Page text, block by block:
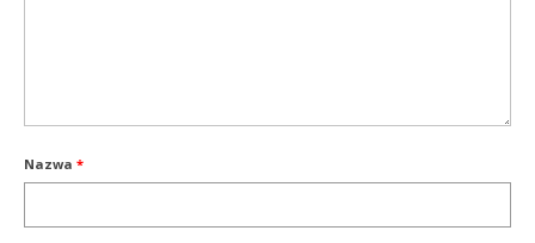
Nazwa *